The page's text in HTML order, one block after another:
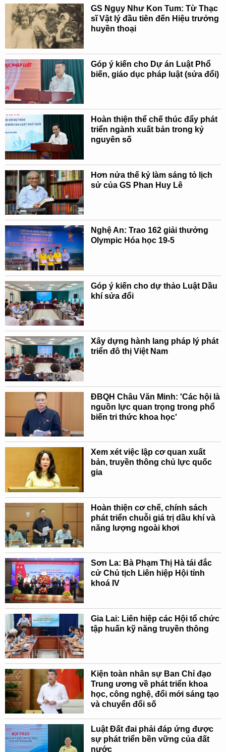
GS Ngụy Như Kon Tum: Từ Thạc
sĩ Vật lý đầu tiên đến Hiệu trưởng
huyền thoại
Góp ý kiến cho Dự án Luật Phổ
biến, giáo dục pháp luật (sửa đổi)
Hoàn thiện thể chế thúc đẩy phát
triển ngành xuất bản trong kỷ
nguyên số
Hơn nửa thế kỷ làm sáng tỏ lịch
sử của GS Phan Huy Lê
Nghệ An: Trao 162 giải thưởng
Olympic Hóa học 19-5
Góp ý kiến cho dự thảo Luật Dầu
khí sửa đổi
Xây dựng hành lang pháp lý phát
triển đô thị Việt Nam
ĐBQH Châu Văn Minh: 'Các hội là
nguồn lực quan trọng trong phổ
biến tri thức khoa học'
Xem xét việc lập cơ quan xuất
bản, truyền thông chủ lực quốc
gia
Hoàn thiện cơ chế, chính sách
phát triển chuỗi giá trị dầu khí và
năng lượng ngoài khơi
Sơn La: Bà Phạm Thị Hà tái đắc
cử Chủ tịch Liên hiệp Hội tỉnh
khoá IV
Gia Lai: Liên hiệp các Hội tổ chức
tập huấn kỹ năng truyền thông
Kiện toàn nhân sự Ban Chỉ đạo
Trung ương về phát triển khoa
học, công nghệ, đổi mới sáng tạo
và chuyển đổi số
Luật Đất đai phải đáp ứng được
sự phát triển bền vững của đất
nước